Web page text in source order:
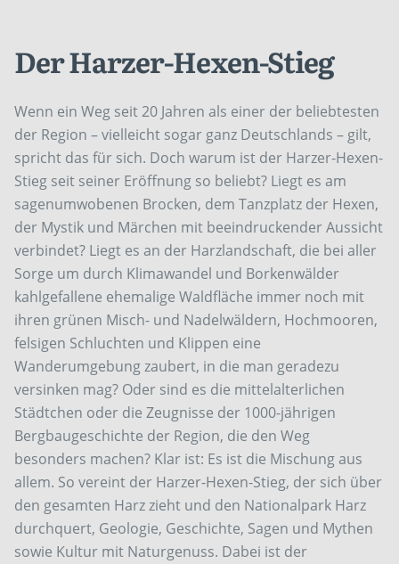
Der Harzer-Hexen-Stieg
Wenn ein Weg seit 20 Jahren als einer der beliebtesten
der Region – vielleicht sogar ganz Deutschlands – gilt,
spricht das für sich. Doch warum ist der Harzer-Hexen-
Stieg seit seiner Eröffnung so beliebt? Liegt es am
sagenumwobenen Brocken, dem Tanzplatz der Hexen,
der Mystik und Märchen mit beeindruckender Aussicht
verbindet? Liegt es an der Harzlandschaft, die bei aller
Sorge um durch Klimawandel und Borkenwälder
kahlgefallene ehemalige Waldfläche immer noch mit
ihren grünen Misch- und Nadelwäldern, Hochmooren,
felsigen Schluchten und Klippen eine
Wanderumgebung zaubert, in die man geradezu
versinken mag? Oder sind es die mittelalterlichen
Städtchen oder die Zeugnisse der 1000-jährigen
Bergbaugeschichte der Region, die den Weg
besonders machen? Klar ist: Es ist die Mischung aus
allem. So vereint der Harzer-Hexen-Stieg, der sich über
den gesamten Harz zieht und den Nationalpark Harz
durchquert, Geologie, Geschichte, Sagen und Mythen
sowie Kultur mit Naturgenuss. Dabei ist der